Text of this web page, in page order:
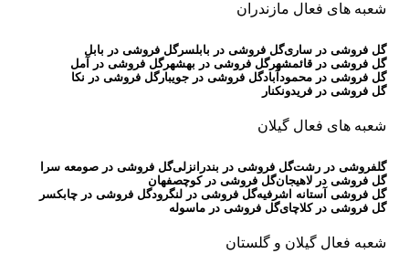
شعبه های فعال مازندران
گل فروشی در ساریگل فروشی در بابلسرگل فروشی در بابل
گل فروشی در قائمشهرگل فروشی در بهشهرگل فروشی در آمل
گل فروشی در محمودآبادگل فروشی در جویبارگل فروشی در نکا
گل فروشی در فریدونکنار
شعبه های فعال گیلان
گلفروشی در رشتگل فروشی در بندرانزلیگل فروشی در صومعه سرا
گل فروشی در لاهیجانگل فروشی در کوچصفهان
گل فروشی آستانه اشرفیهگل فروشی در لنگرودگل فروشی در چابکسر
گل فروشی در کلاچایگل فروشی در ماسوله
شعبه فعال گیلان و گلستان